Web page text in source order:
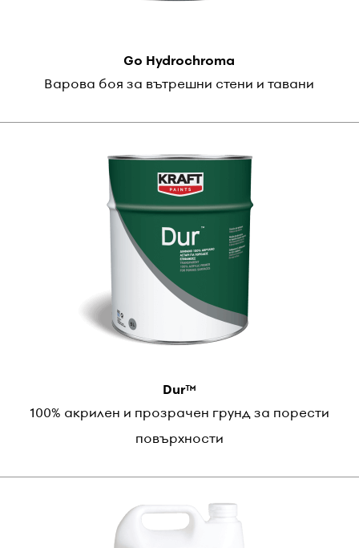
Go Hydrochroma
Варова боя за вътрешни стени и тавани
Dur™
100% акрилен и прозрачен грунд за порести
повърхности